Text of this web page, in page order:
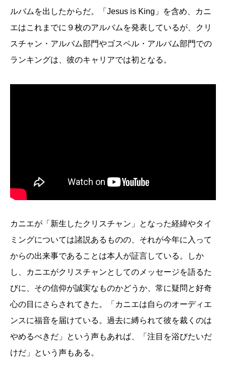
ルバムを出したからだ。「Jesus is King」を含め、カニ
エはこれまでに９枚のアルバムを発表しているが、クリ
スチャン・アルバム部門やゴスペル・アルバム部門での
ランキングは、彼のキャリアでは初となる。
カニエが「新生したクリスチャン」となった経緯やタイ
ミングについては諸説あるものの、それが今年に入って
からの出来事であることは本人が証言している。しか
し、カニエがクリスチャンとしてのメッセージを語るた
びに、その信仰が誠実なものかどうか、常に疑問と好奇
心の目にさらされてきた。「カニエは自らのオーディエ
ンスに福音を届けている。過去に縛られて彼を裁くのは
やめるべきだ」という声もあれば、「注目を浴びたいだ
けだ」という声もある。